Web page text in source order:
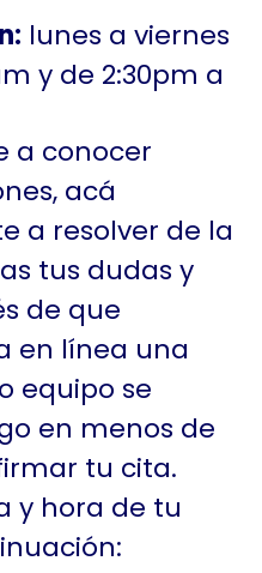
lunes a viernes
y de 2:30pm a
a conocer
acá
a resolver de la
tus dudas y
de que
en línea una
equipo se
en menos de
tu cita.
y hora de tu